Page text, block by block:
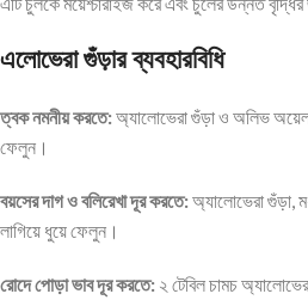
এলোভেরা গুঁড়ার ব্যবহারবিধি
ত্বক নমনীয় করতে:অ্যালোভেরা গুঁড়া ও অলিভ অয়েল
ফেলুন।
বয়সের দাগ ও বলিরেখা দূর করতে:অ্যালোভেরা গুঁড়া,
লাগিয়ে ধুয়ে ফেলুন।
রোদে পোড়া ভাব দূর করতে: ২ টেবিল চামচ